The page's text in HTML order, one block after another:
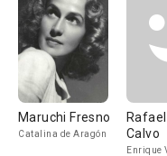
Maruchi Fresno
Catalina de Aragón
Calvo
Enrique